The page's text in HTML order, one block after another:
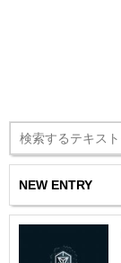
NEW ENTRY